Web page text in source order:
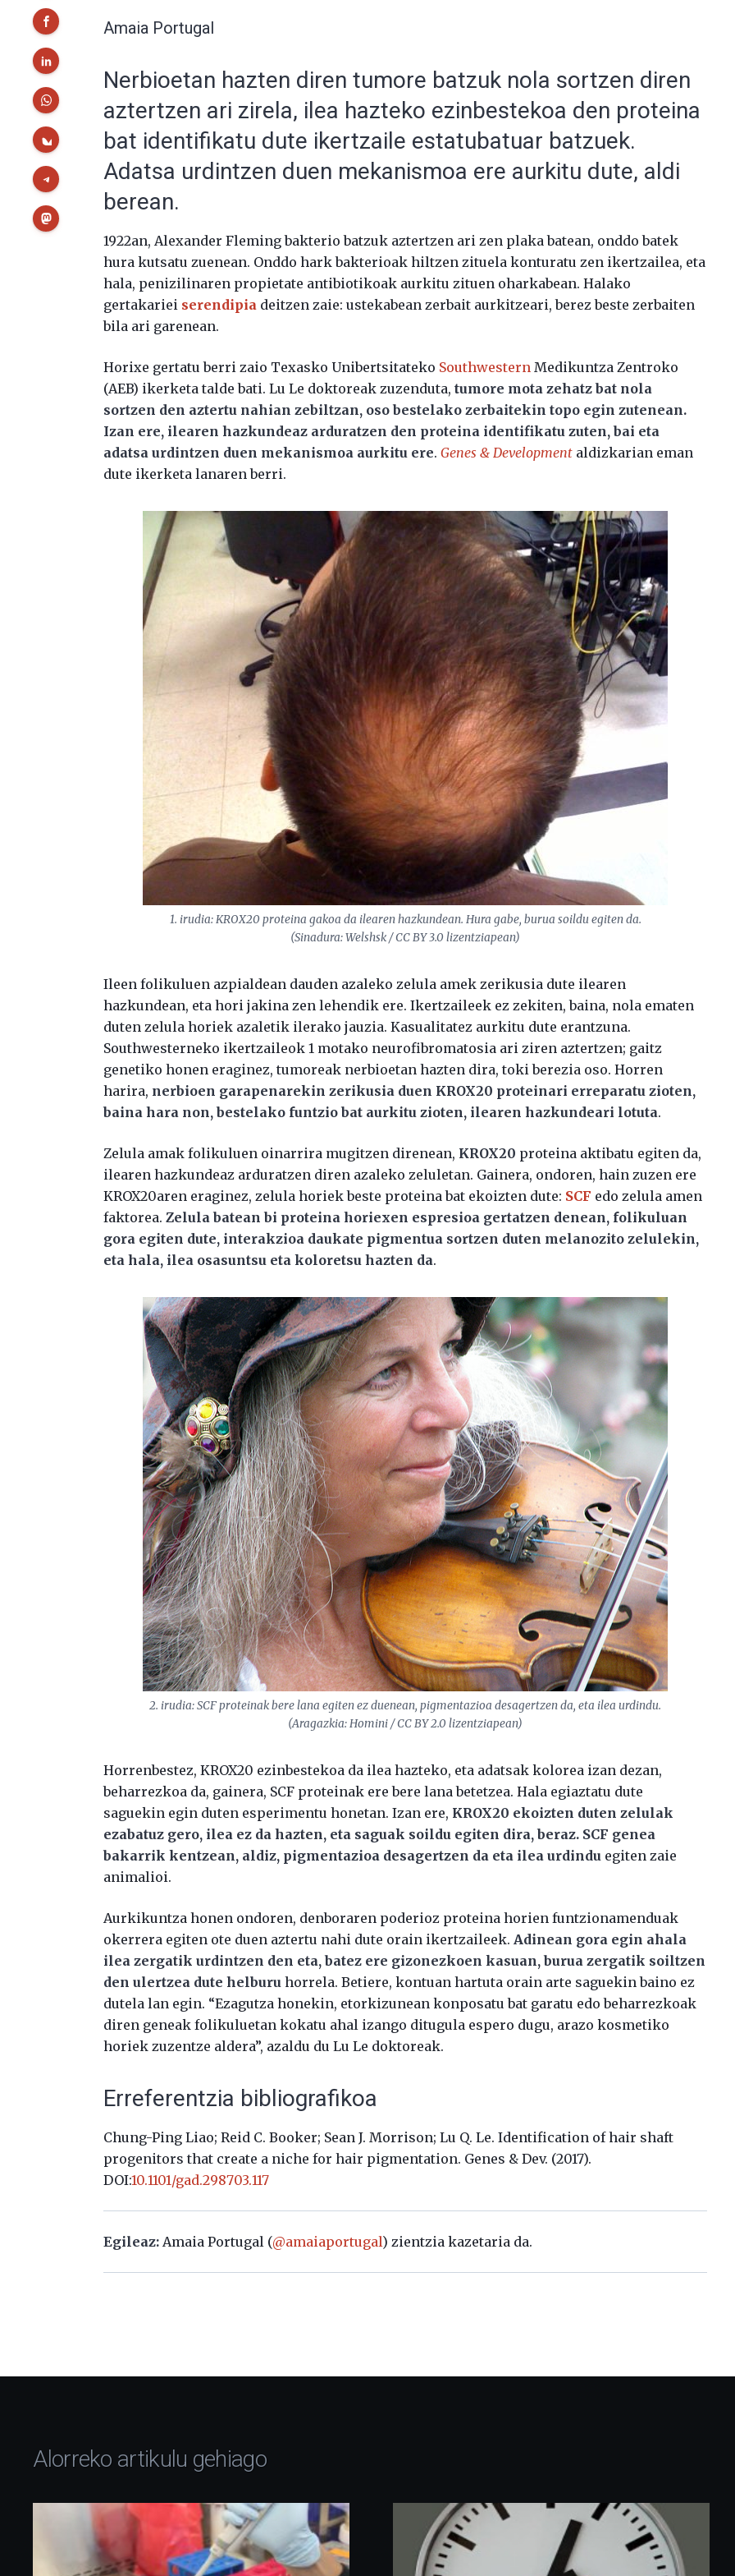
Amaia Portugal
Nerbioetan hazten diren tumore batzuk nola sortzen diren
aztertzen ari zirela, ilea hazteko ezinbestekoa den proteina
bat identifikatu dute ikertzaile estatubatuar batzuek.
Adatsa urdintzen duen mekanismoa ere aurkitu dute, aldi
berean.
1922an, Alexander Fleming bakterio batzuk aztertzen ari zen plaka batean, onddo batek
hura kutsatu zuenean. Onddo hark bakterioak hiltzen zituela konturatu zen ikertzailea, eta
hala, penizilinaren propietate antibiotikoak aurkitu zituen oharkabean. Halako
gertakariei serendipia deitzen zaie: ustekabean zerbait aurkitzeari, berez beste zerbaiten
bila ari garenean.
Horixe gertatu berri zaio Texasko Unibertsitateko Southwestern Medikuntza Zentroko
(AEB) ikerketa talde bati. Lu Le doktoreak zuzenduta,tumore mota zehatz bat nola
sortzen den aztertu nahian zebiltzan, oso bestelako zerbaitekin topo egin zutenean.
Izan ere, ilearen hazkundeaz arduratzen den proteina identifikatu zuten, bai eta
adatsa urdintzen duen mekanismoa aurkitu ere.Genes & Development aldizkarian eman
dute ikerketa lanaren berri.
1. irudia: KROX20 proteina gakoa da ilearen hazkundean. Hura gabe, burua soildu egiten da.
(Sinadura: Welshsk / CC BY 3.0 lizentziapean)
Ileen folikuluen azpialdean dauden azaleko zelula amek zerikusia dute ilearen
hazkundean, eta hori jakina zen lehendik ere. Ikertzaileek ez zekiten, baina, nola ematen
duten zelula horiek azaletik ilerako jauzia. Kasualitatez aurkitu dute erantzuna.
Southwesterneko ikertzaileok 1 motako neurofibromatosia ari ziren aztertzen; gaitz
genetiko honen eraginez, tumoreak nerbioetan hazten dira, toki berezia oso. Horren
harira, nerbioen garapenarekin zerikusia duen KROX20 proteinari erreparatu zioten,
baina hara non, bestelako funtzio bat aurkitu zioten, ilearen hazkundeari lotuta.
Zelula amak folikuluen oinarrira mugitzen direnean, KROX20 proteina aktibatu egiten da,
ilearen hazkundeaz arduratzen diren azaleko zeluletan. Gainera, ondoren, hain zuzen ere
KROX20aren eraginez, zelula horiek beste proteina bat ekoizten dute: SCF edo zelula amen
faktorea.Zelula batean bi proteina horiexen espresioa gertatzen denean, folikuluan
gora egiten dute, interakzioa daukate pigmentua sortzen duten melanozito zelulekin,
eta hala, ilea osasuntsu eta koloretsu hazten da.
2. irudia: SCF proteinak bere lana egiten ez duenean, pigmentazioa desagertzen da, eta ilea urdindu.
(Aragazkia: Homini / CC BY 2.0 lizentziapean)
Horrenbestez, KROX20 ezinbestekoa da ilea hazteko, eta adatsak kolorea izan dezan,
beharrezkoa da, gainera, SCF proteinak ere bere lana betetzea. Hala egiaztatu dute
saguekin egin duten esperimentu honetan. Izan ere, KROX20 ekoizten duten zelulak
ezabatuz gero, ilea ez da hazten, eta saguak soildu egiten dira, beraz. SCF genea
bakarrik kentzean, aldiz, pigmentazioa desagertzen da eta ilea urdindu egiten zaie
animalioi.
Aurkikuntza honen ondoren, denboraren poderioz proteina horien funtzionamenduak
okerrera egiten ote duen aztertu nahi dute orain ikertzaileek.Adinean gora egin ahala
ilea zergatik urdintzen den eta, batez ere gizonezkoen kasuan, burua zergatik soiltzen
den ulertzea dute helburu horrela. Betiere, kontuan hartuta orain arte saguekin baino ez
dutela lan egin. “Ezagutza honekin, etorkizunean konposatu bat garatu edo beharrezkoak
diren geneak folikuluetan kokatu ahal izango ditugula espero dugu, arazo kosmetiko
horiek zuzentze aldera”, azaldu du Lu Le doktoreak.
Erreferentzia bibliografikoa
Chung-Ping Liao; Reid C. Booker; Sean J. Morrison; Lu Q. Le. Identification of hair shaft
progenitors that create a niche for hair pigmentation. Genes & Dev. (2017).
DOI:10.1101/gad.298703.117
Egileaz: Amaia Portugal (@amaiaportugal) zientzia kazetaria da.
Alorreko artikulu gehiago